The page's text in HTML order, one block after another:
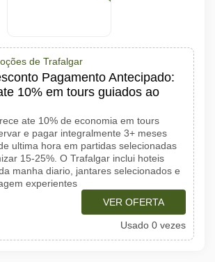
de Trafalgar
Pagamento Antecipado:
10% em tours guiados ao
ate 10% de economia em tours
e pagar integralmente 3+ meses
ultima hora em partidas selecionadas
15-25%. O Trafalgar inclui hoteis
manha diario, jantares selecionados e
experientes
VER OFERTA
Usado 0 vezes